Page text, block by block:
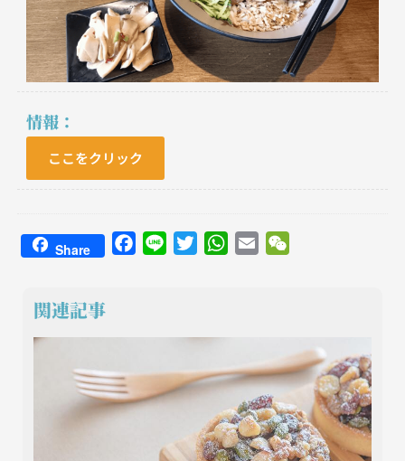
情報：
ここをクリック
Share Facebook
Line TwitterWhatsApp
Email
関連記事